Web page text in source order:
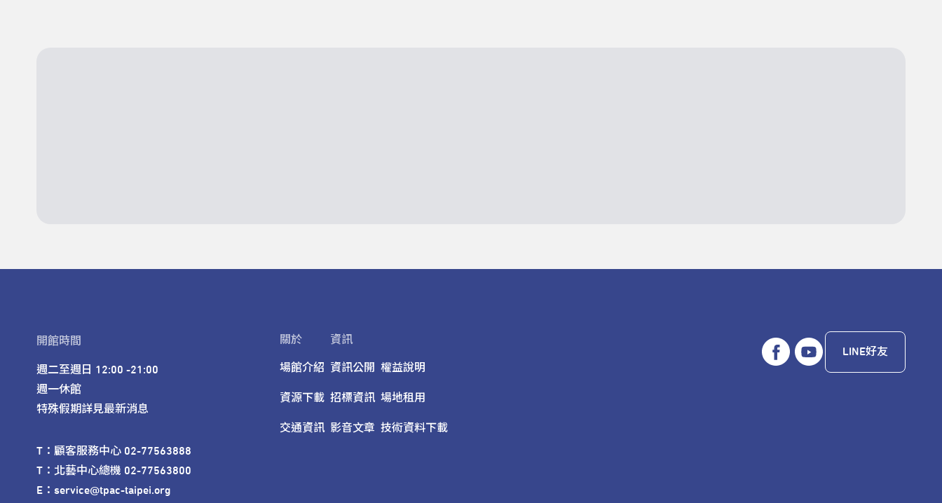
開館時間
週二至週日 12:00 -21:00
週一休館
特殊假期詳見最新消息
T：顧客服務中心 02-77563888
T：北藝中心總機 02-77563800
E：service@tpac-taipei.org
關於
場館介紹
資源下載
交通資訊
資訊
資訊公開
招標資訊
影音文章
權益說明
場地租用
技術資料下載
LINE好友